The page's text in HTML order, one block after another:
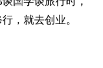
，就去创业。